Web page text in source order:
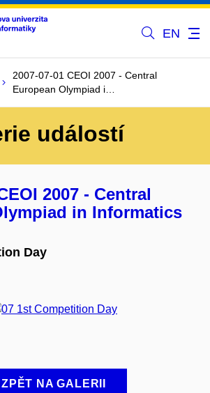
EN
2007-07-01 CEOI 2007 - Central
European Olympiad i…
událostí
2007 - Central
in Informatics
Day
ZPĚT NA GALERII